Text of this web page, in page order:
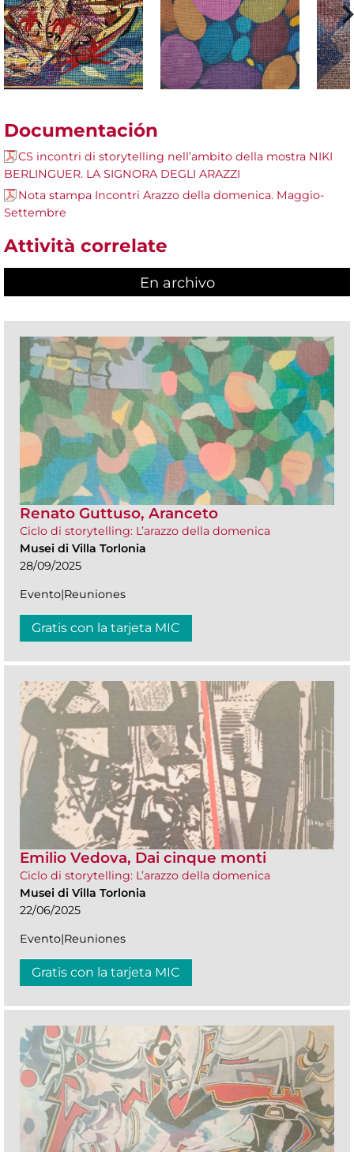
Documentación
CS incontri di storytelling nell’ambito della mostra NIKI
BERLINGUER. LA SIGNORA DEGLI ARAZZI
Nota stampa Incontri Arazzo della domenica. Maggio-
Settembre
Attività correlate
En archivo
Renato Guttuso, Aranceto
Ciclo di storytelling: L’arazzo della domenica
Musei di Villa Torlonia
28/09/2025
Evento|Reuniones
Gratis con la tarjeta MIC
Emilio Vedova, Dai cinque monti
Ciclo di storytelling: L’arazzo della domenica
Musei di Villa Torlonia
22/06/2025
Evento|Reuniones
Gratis con la tarjeta MIC